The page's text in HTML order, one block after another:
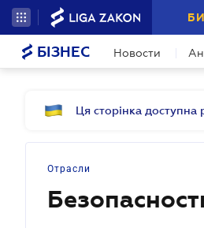
БІЗНЕС Новости
Ця сторінка
Отрасли